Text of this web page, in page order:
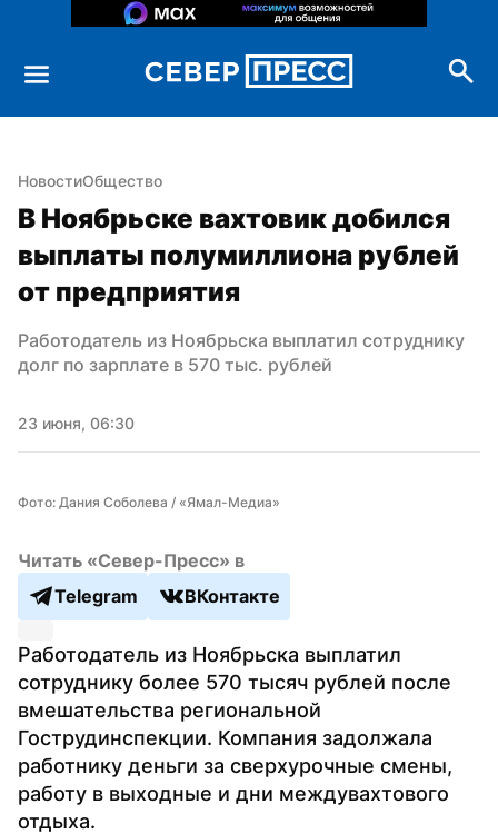
НовостиОбщество
В Ноябрьске вахтовик добился
выплаты полумиллиона рублей
от предприятия
Работодатель из Ноябрьска выплатил сотруднику
долг по зарплате в 570 тыс. рублей
23 июня, 06:30
Фото: Дания Соболева / «Ямал-Медиа»
Читать «Север-Пресс» в
Telegram
ВКонтакте
Работодатель из Ноябрьска выплатил
сотруднику более 570 тысяч рублей после
вмешательства региональной
Гострудинспекции. Компания задолжала
работнику деньги за сверхурочные смены,
работу в выходные и дни междувахтового
отдыха.